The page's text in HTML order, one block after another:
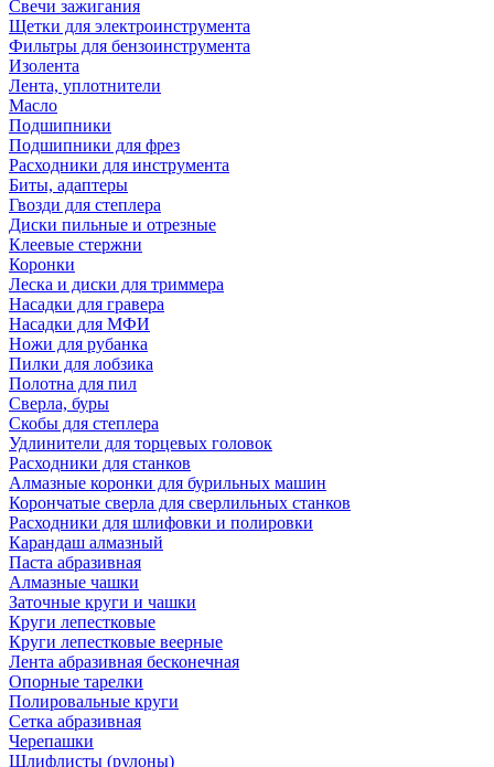
Свечи зажигания
Щетки для электроинструмента
Фильтры для бензоинструмента
Изолента
Лента, уплотнители
Масло
Подшипники
Подшипники для фрез
Расходники для инструмента
Биты, адаптеры
Гвозди для степлера
Диски пильные и отрезные
Клеевые стержни
Коронки
Леска и диски для триммера
Насадки для гравера
Насадки для МФИ
Ножи для рубанка
Пилки для лобзика
Полотна для пил
Сверла, буры
Скобы для степлера
Удлинители для торцевых головок
Расходники для станков
Алмазные коронки для бурильных машин
Корончатые сверла для сверлильных станков
Расходники для шлифовки и полировки
Карандаш алмазный
Паста абразивная
Алмазные чашки
Заточные круги и чашки
Круги лепестковые
Круги лепестковые веерные
Лента абразивная бесконечная
Опорные тарелки
Полировальные круги
Сетка абразивная
Черепашки
Шлифлисты (рулоны)